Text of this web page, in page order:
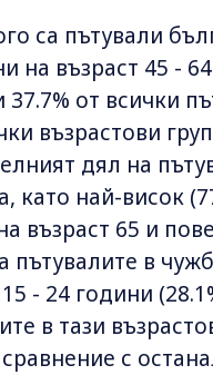
са пътували
на възраст 45 -
37.7% от всички
възрастови
дял на
като най-висок
възраст 65 и
пътувалите в
- 24 години
в тази
с